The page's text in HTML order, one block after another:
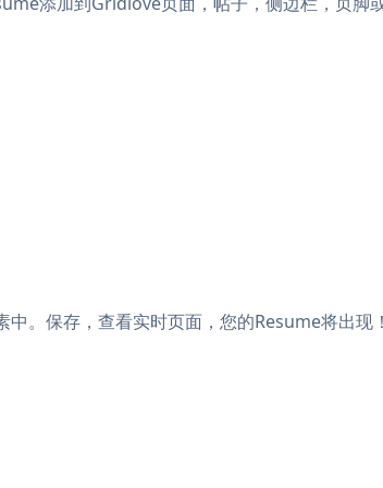
。保存，查看实时页面，您的Resume将出现！